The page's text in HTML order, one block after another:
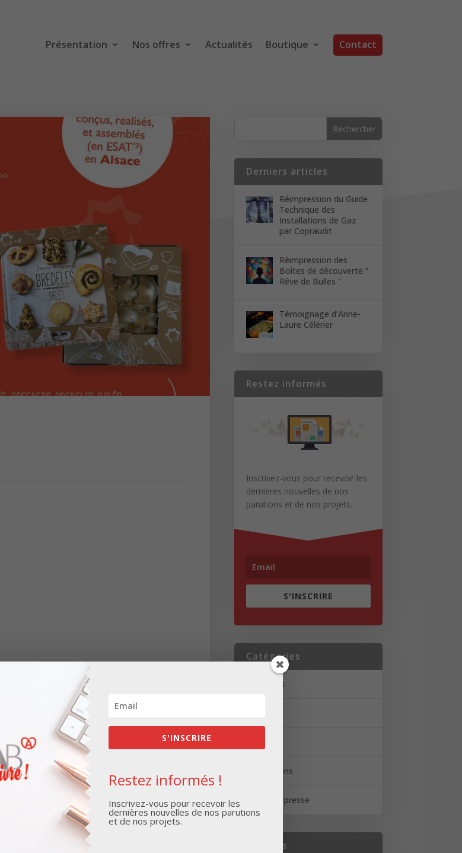
Présentation Nos offres Actualités Boutique Contact
sont indiqués avec
Derniers articles
Réimpression du Guide
Technique des
Installations de Gaz
par Copraudit
Réimpression des
Boîtes de découverte ”
Rêve de Bulles “
Témoignage d’Anne-
Laure Célérier
Restez informés
Inscrivez-vous pour recevoir les
dernières nouvelles de nos
parutions et de nos projets.
S'INSCRIRE
Catégories
Actualités
Réalisations
Revue de presse
Archives
S'INSCRIRE
Restez informés !
Inscrivez-vous pour recevoir les
dernières nouvelles de nos parutions
et de nos projets.